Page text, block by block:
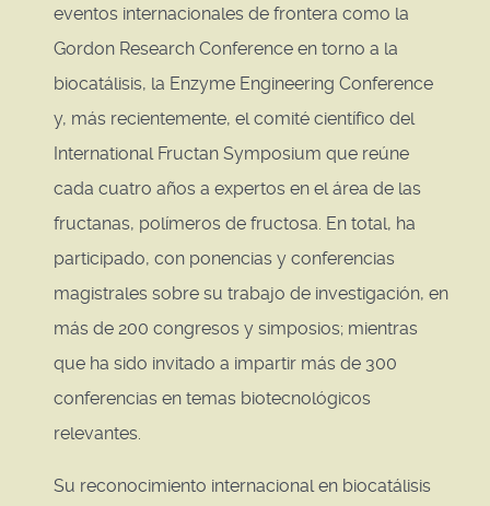
eventos internacionales de frontera como la
Gordon Research Conference en torno a la
biocatálisis, la Enzyme Engineering Conference
y, más recientemente, el comité científico del
International Fructan Symposium que reúne
cada cuatro años a expertos en el área de las
fructanas, polímeros de fructosa. En total, ha
participado, con ponencias y conferencias
magistrales sobre su trabajo de investigación, en
más de 200 congresos y simposios; mientras
que ha sido invitado a impartir más de 300
conferencias en temas biotecnológicos
relevantes.
Su reconocimiento internacional en biocatálisis